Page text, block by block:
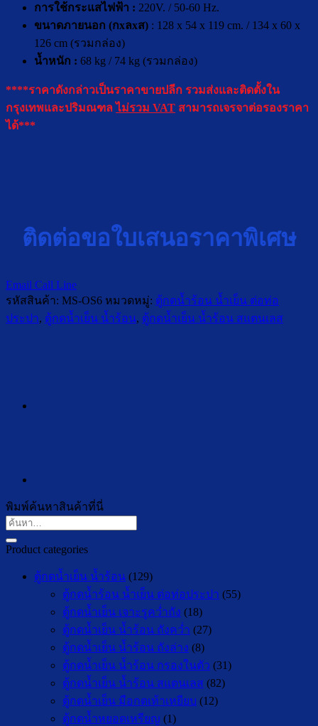
การใช้กระแสไฟฟ้า : 220V. / 50-60 Hz.
ขนาดภายนอก (กxลxส) : 128 x 54 x 119 cm. / 134 x 60 x
126 cm (รวมกล่อง)
น้ำหนัก : 68 kg / 74 kg (รวมกล่อง)
****ราคาดังกล่าวเป็นราคาขายปลีก รวมส่งและติดตั้งใน
กรุงเทพและปริมณฑลไม่รวม VAT สามารถเจรจาต่อรองราคา
ได้***
ติดต่อขอใบเสนอราคาพิเศษ
Email Call Line
รหัสสินค้า: MS-OS6 หมวดหมู่: ตู้กดน้ำร้อน น้ำเย็น ต่อท่อ
ประปา, ตู้กดน้ำเย็น น้ำร้อน, ตู้กดน้ำเย็น น้ำร้อน สแตนเลส
พิมพ์ค้นหาสินค้าที่นี่
ค้นหา:
Product categories
ตู้กดน้ำเย็น น้ำร้อน (129)
ตู้กดน้ำร้อน น้ำเย็น ต่อท่อประปา (55)
ตู้กดน้ำเย็น เจาะรูคว่ำถัง (18)
ตู้กดน้ำเย็น น้ำร้อน ถังคว่ำ (27)
ตู้กดน้ำเย็น น้ำร้อน ถังล่าง (8)
ตู้กดน้ำเย็น น้ำร้อน กรองในตัว (31)
ตู้กดน้ำเย็น น้ำร้อน สแตนเลส (82)
ตู้กดน้ำเย็น มือกดเท้าเหยียบ (12)
ตู้กดน้ำหยอดเหรียญ (1)